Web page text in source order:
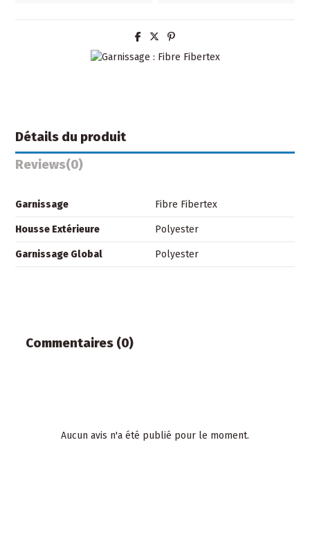
Détails du produit
Reviews(0)
Garnissage Fibre Fibertex
Housse Extérieure Polyester
Garnissage Global Polyester
Commentaires (0)
Aucun avis n'a été publié pour le moment.